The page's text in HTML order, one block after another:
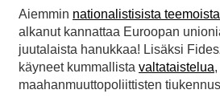
Aiemmin nationalistisista
alkanut kannattaa Euroopan
juutalaista hanukkaa! Lisäksi
käyneet kummallista valtataistelua
maahanmuuttopoliittisten